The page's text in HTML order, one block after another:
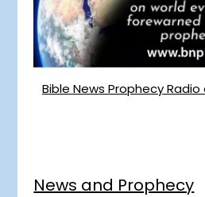
Bible News Prophecy
News and Prophecy